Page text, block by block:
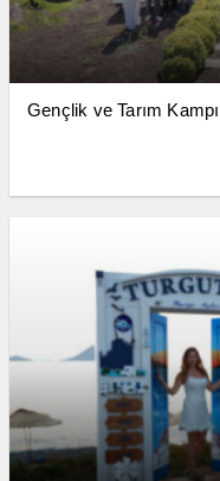
Gençlik ve Tarım